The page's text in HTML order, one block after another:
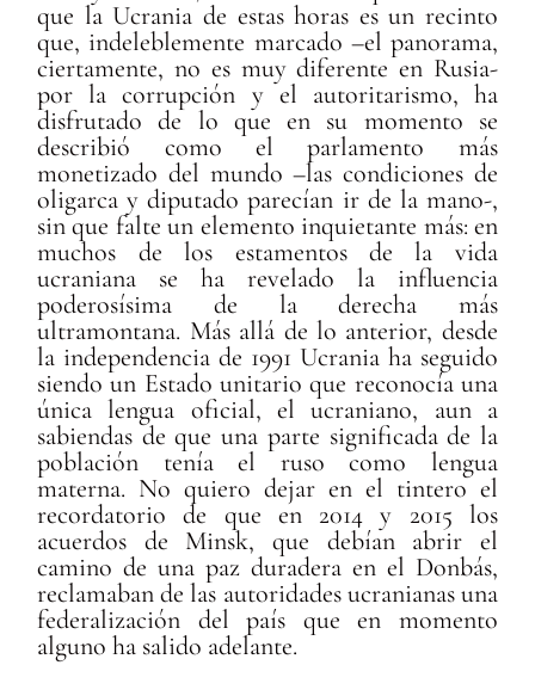
que la Ucrania de estas horas es un recinto
que, indeleblemente marcado –el panorama,
ciertamente, no es muy diferente en Rusia-
por la corrupción y el autoritarismo, ha
disfrutado de lo que en su momento se
describió como el parlamento más
monetizado del mundo –las condiciones de
oligarca y diputado parecían ir de la mano-,
sin que falte un elemento inquietante más: en
muchos de los estamentos de la vida
ucraniana se ha revelado la influencia
poderosísima de la derecha más
ultramontana. Más allá de lo anterior, desde
la independencia de 1991 Ucrania ha seguido
siendo un Estado unitario que reconocía una
única lengua oficial, el ucraniano, aun a
sabiendas de que una parte significada de la
población tenía el ruso como lengua
materna. No quiero dejar en el tintero el
recordatorio de que en 2014 y 2015 los
acuerdos de Minsk, que debían abrir el
camino de una paz duradera en el Donbás,
reclamaban de las autoridades ucranianas una
federalización del país que en momento
alguno ha salido adelante.